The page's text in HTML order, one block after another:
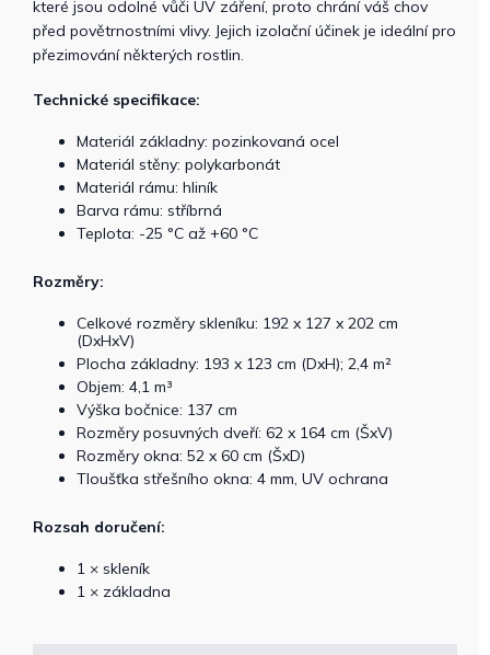
které jsou odolné vůči UV záření, proto chrání váš chov
před povětrnostními vlivy. Jejich izolační účinek je ideální pro
přezimování některých rostlin.
Technické specifikace:
Materiál základny: pozinkovaná ocel
Materiál stěny: polykarbonát
Materiál rámu: hliník
Barva rámu: stříbrná
Teplota: -25 °C až +60 °C
Rozměry:
Celkové rozměry skleníku: 192 x 127 x 202 cm
(DxHxV)
Plocha základny: 193 x 123 cm (DxH); 2,4 m²
Objem: 4,1 m³
Výška bočnice: 137 cm
Rozměry posuvných dveří: 62 x 164 cm (ŠxV)
Rozměry okna: 52 x 60 cm (ŠxD)
Tloušťka střešního okna: 4 mm, UV ochrana
Rozsah doručení:
1 × skleník
1 × základna